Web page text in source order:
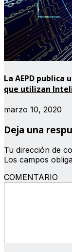
La AEPD
que utilizan
marzo 10, 2020
Deja una
Tu dirección de
Los campos
COMENTARIO